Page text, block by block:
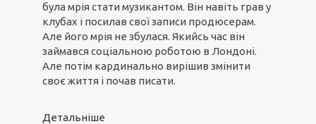
була мрія стати музикантом. Він навіть грав у
клубах і посилав свої записи продюсерам.
Але його мрія не збулася. Якийсь час він
займався соціальною роботою в Лондоні.
Але потім кардинально вирішив змінити
своє життя і почав писати.
Детальніше